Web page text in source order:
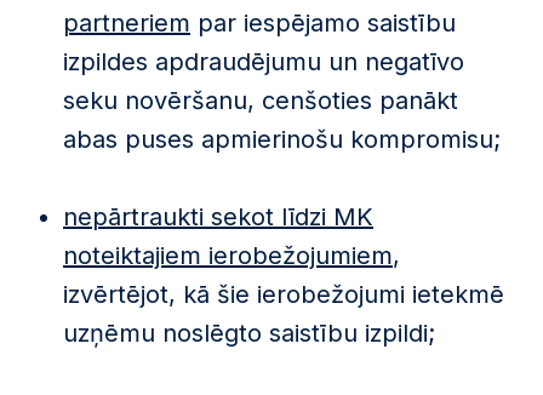
partneriem par iespējamo saistību
izpildes apdraudējumu un negatīvo
seku novēršanu, cenšoties panākt
abas puses apmierinošu kompromisu;
nepārtraukti sekot līdzi MK
noteiktajiem ierobežojumiem,
izvērtējot, kā šie ierobežojumi ietekmē
uzņēmu noslēgto saistību izpildi;